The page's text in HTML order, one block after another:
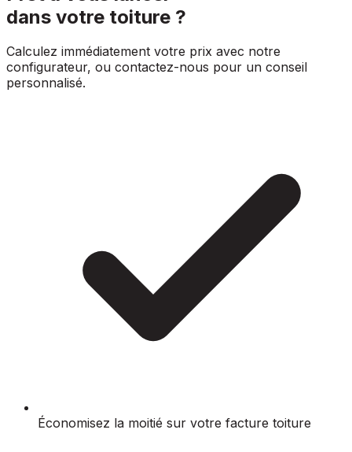
dans votre toiture ?
Calculez immédiatement votre prix avec notre
configurateur, ou contactez-nous pour un conseil
personnalisé.
Économisez la moitié sur votre facture toiture